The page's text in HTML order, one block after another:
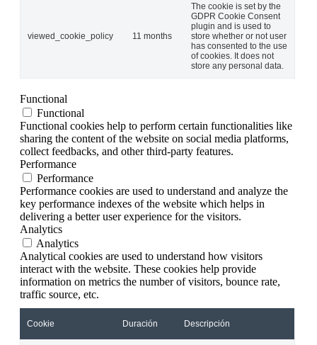
viewed_cookie_policy 11 months
The cookie is set by the
GDPR Cookie Consent
plugin and is used to
store whether or not user
has consented to the use
of cookies. It does not
store any personal data.
Functional
Functional
Functional cookies help to perform certain functionalities like
sharing the content of the website on social media platforms,
collect feedbacks, and other third-party features.
Performance
Performance
Performance cookies are used to understand and analyze the
key performance indexes of the website which helps in
delivering a better user experience for the visitors.
Analytics
Analytics
Analytical cookies are used to understand how visitors
interact with the website. These cookies help provide
information on metrics the number of visitors, bounce rate,
traffic source, etc.
Cookie Duración Descripción